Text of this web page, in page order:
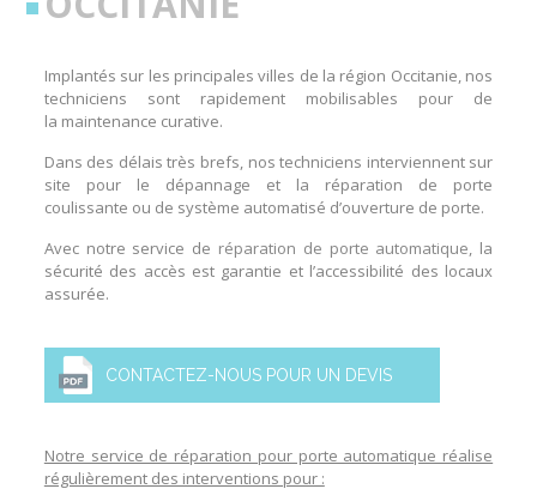
Implantés sur les principales villes de la région Occitanie, nos
techniciens sont rapidement mobilisables pour de
la maintenance curative.
Dans des délais très brefs, nos techniciens interviennent sur
site pour le dépannage et la réparation de porte
coulissante ou de système automatisé d’ouverture de porte.
Avec notre service de réparation de porte automatique, la
sécurité des accès est garantie et l’accessibilité des locaux
assurée.
CONTACTEZ-NOUS POUR UN DEVIS
Notre service de réparation pour porte automatique réalise
régulièrement des interventions pour :